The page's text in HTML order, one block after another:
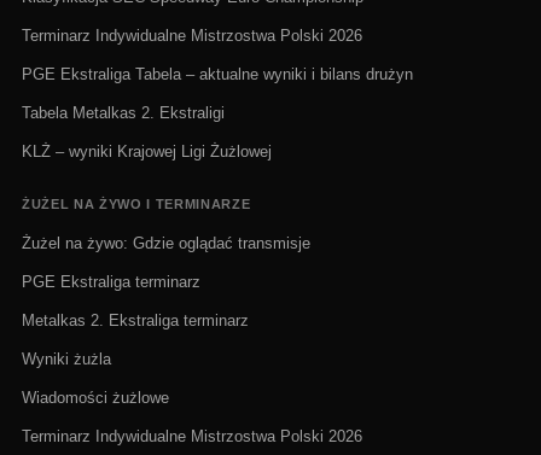
Terminarz Indywidualne Mistrzostwa Polski 2026
PGE Ekstraliga Tabela – aktualne wyniki i bilans drużyn
Tabela Metalkas 2. Ekstraligi
KLŻ – wyniki Krajowej Ligi Żużlowej
ŻUŻEL NA ŻYWO I TERMINARZE
Żużel na żywo: Gdzie oglądać transmisje
PGE Ekstraliga terminarz
Metalkas 2. Ekstraliga terminarz
Wyniki żużla
Wiadomości żużlowe
Terminarz Indywidualne Mistrzostwa Polski 2026